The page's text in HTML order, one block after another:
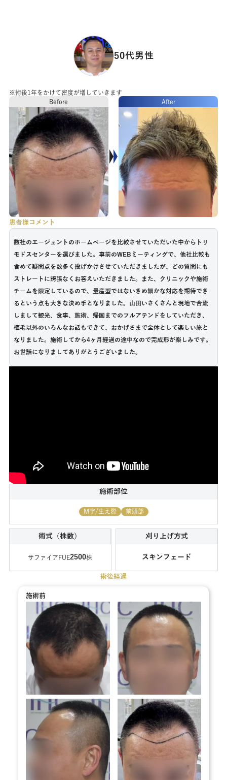
50代男性
※術後1年をかけて密度が増していきます
Before
After
患者様コメント
数社のエージェントのホームページを比較させていただいた中からトリ
モドスセンターを選びました。事前のWEBミーティングで、他社比較も
含めて疑問点を数多く投げかけさせていただきましたが、どの質問にも
ストレートに誇張なくお答えいただきました。また、クリニックや施術
チームを限定しているので、量産型ではないきめ細かな対応を期待でき
るという点も大きな決め手となりました。山田いさくさんと現地で合流
しまして観光、食事、施術、帰国までのフルアテンドをしていただき、
植毛以外のいろんなお話もできて、おかげさまで全体として楽しい旅と
なりました。施術してから4ヶ月経過の途中なので完成形が楽しみです。
お世話になりましてありがとうございました。
施術部位
M字/生え際 前頭部
術式（株数）
サファイアFUE2500株
刈り上げ方式
スキンフェード
術後経過
施術前